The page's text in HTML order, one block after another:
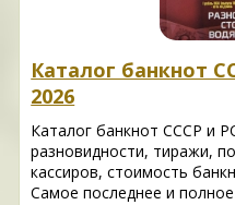
Каталог банкнот
2026
Каталог банкнот СССР и
разновидности, тиражи,
кассиров, стоимость
Самое последнее и